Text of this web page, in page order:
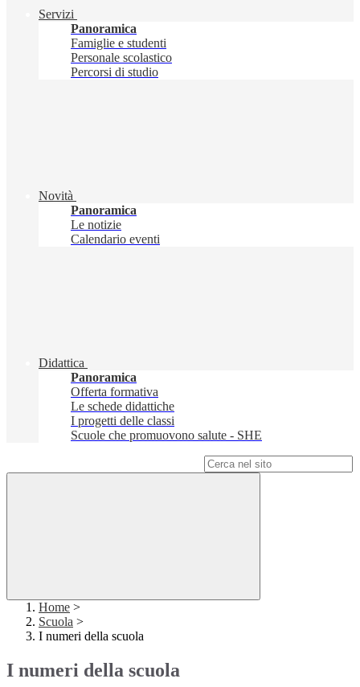
Servizi
Panoramica
Famiglie e studenti
Personale scolastico
Percorsi di studio
Novità
Panoramica
Le notizie
Calendario eventi
Didattica
Panoramica
Offerta formativa
Le schede didattiche
I progetti delle classi
Scuole che promuovono salute - SHE
Home >
Scuola >
I numeri della scuola
I numeri della scuola